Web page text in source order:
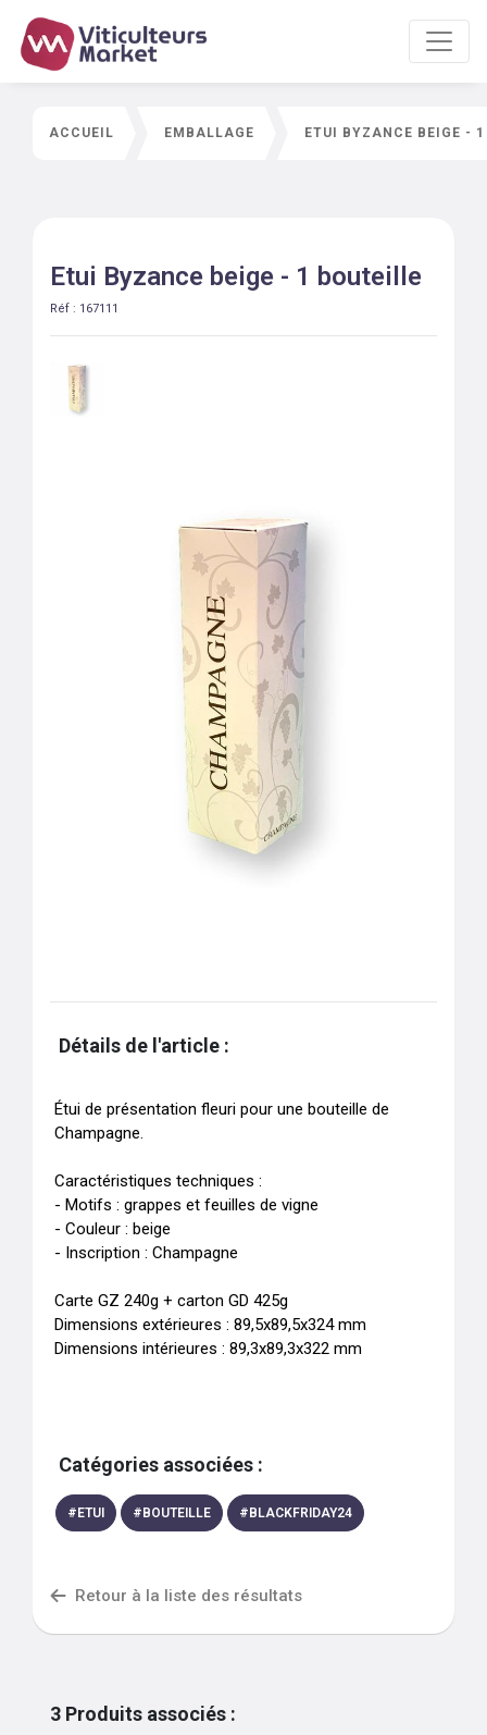
ACCUEIL EMBALLAGE ETUI BYZANCE BEIGE -
Etui Byzance beige - 1 bouteille
Réf : 167111
Détails de l'article :
Étui de présentation fleuri pour une bouteille de
Champagne.
Caractéristiques techniques :
- Motifs : grappes et feuilles de vigne
- Couleur : beige
- Inscription : Champagne
Carte GZ 240g + carton GD 425g
Dimensions extérieures : 89,5x89,5x324 mm
Catégories associées :
# ETUI # BOUTEILLE # BLACKFRIDAY24
Retour à la liste des résultats
3 Produits associés :